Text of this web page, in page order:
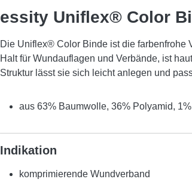
essity Uniflex® Color
Die Uniflex® Color Binde ist die farbenfrohe
Halt für Wundauflagen und Verbände, ist
Struktur lässt sie sich leicht anlegen und
aus 63% Baumwolle, 36% Polyamid,
Indikation
komprimierende Wundverband